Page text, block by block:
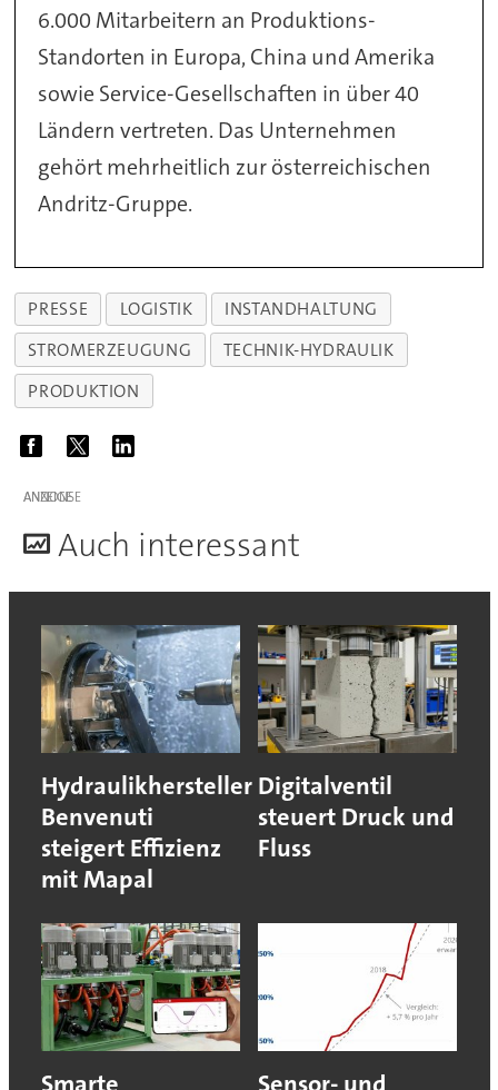
6.000 Mitarbeitern an Produktions-
Standorten in Europa, China und Amerika
sowie Service-Gesellschaften in über 40
Ländern vertreten. Das Unternehmen
gehört mehrheitlich zur österreichischen
Andritz-Gruppe.
PRESSE LOGISTIK
INSTANDHALTUNG
STROMERZEUGUNG
TECHNIK-HYDRAULIK
PRODUKTION
ANZEIGE
Auch interessant
Hydraulikhersteller
Benvenuti
steigert Effizienz
mit Mapal
Digitalventil
steuert Druck und
Fluss